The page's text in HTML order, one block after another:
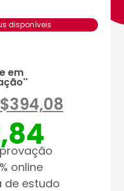
disponíveis
em
394,08
online
de estudo